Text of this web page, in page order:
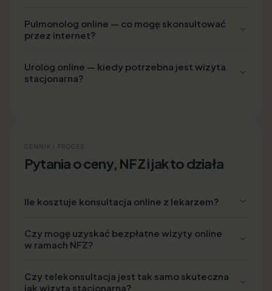
Pulmonolog online — co mogę skonsultować
przez internet?
Urolog online — kiedy potrzebna jest wizyta
stacjonarna?
CENNIK I PROCES
Pytania o ceny, NFZ i jak to działa
Ile kosztuje konsultacja online z lekarzem?
Czy mogę uzyskać bezpłatne wizyty online
w ramach NFZ?
Czy telekonsultacja jest tak samo skuteczna
jak wizyta stacjonarna?